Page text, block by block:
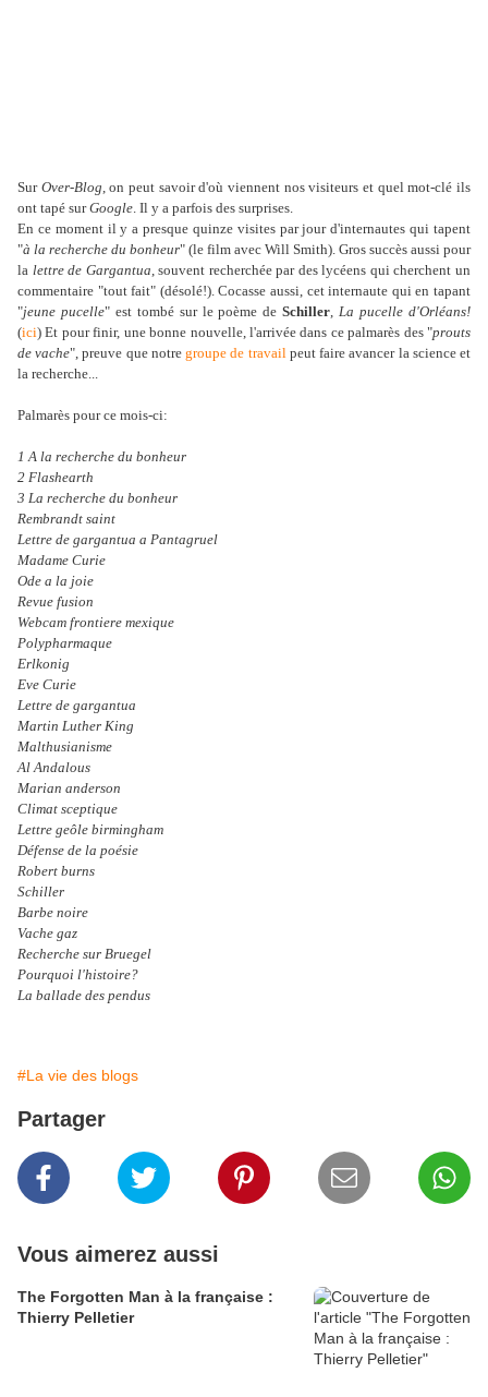
Sur Over-Blog, on peut savoir d'où viennent nos visiteurs et quel mot-clé ils
ont tapé surGoogle. Il y a parfois des surprises.
En ce moment il y a presque quinze visites par jour d'internautes qui tapent
"à la recherche du bonheur" (le film avec Will Smith). Gros succès aussi pour
la lettre de Gargantua, souvent recherchée par des lycéens qui cherchent un
commentaire "tout fait" (désolé!). Cocasse aussi, cet internaute qui en tapant
"jeune pucelle" est tombé sur le poème deSchiller,La pucelle d'Orléans!
(ici) Et pour finir, une bonne nouvelle, l'arrivée dans ce palmarès des "prouts
de vache", preuve que notregroupe de travailpeut faire avancer la science et
la recherche...
Palmarès pour ce mois-ci:
1 A la recherche du bonheur
2 Flashearth
3 La recherche du bonheur
Rembrandt saint
Lettre de gargantua a Pantagruel
Madame Curie
Ode a la joie
Revue fusion
Webcam frontiere mexique
Polypharmaque
Erlkonig
Eve Curie
Lettre de gargantua
Martin Luther King
Malthusianisme
Al Andalous
Marian anderson
Climat sceptique
Lettre geôle birmingham
Défense de la poésie
Robert burns
Schiller
Barbe noire
Vache gaz
Recherche sur Bruegel
Pourquoi l'histoire?
La ballade des pendus
#La vie des blogs
Partager
Vous aimerez aussi
The Forgotten Man à la française :
Thierry Pelletier